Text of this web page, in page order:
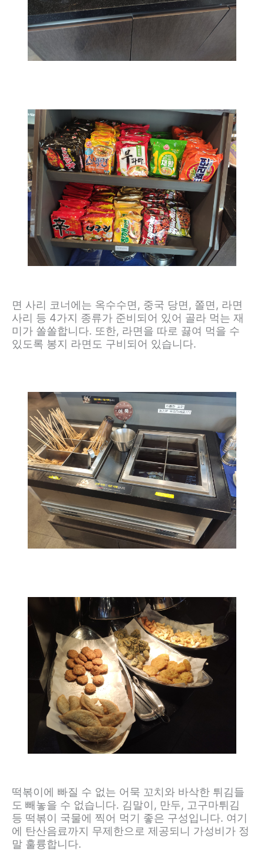
면 사리 코너에는 옥수수면, 중국 당면, 쫄면, 라면
사리 등 4가지 종류가 준비되어 있어 골라 먹는 재
미가 쏠쏠합니다. 또한, 라면을 따로 끓여 먹을 수
있도록 봉지 라면도 구비되어 있습니다.
떡볶이에 빠질 수 없는 어묵 꼬치와 바삭한 튀김들
도 빼놓을 수 없습니다. 김말이, 만두, 고구마튀김
등 떡볶이 국물에 찍어 먹기 좋은 구성입니다. 여기
에 탄산음료까지 무제한으로 제공되니 가성비가 정
말 훌륭합니다.